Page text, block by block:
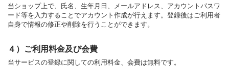
当ショップ上で、氏名、生年月日、メールアドレス、アカウントパスワ
ード等を入力することでアカウント作成が行えます。登録後はご利用者
自身で情報の修正や削除を行うことができます。
４）ご利用料金及び会費
当サービスの登録に関しての利用料金、会費は無料です。